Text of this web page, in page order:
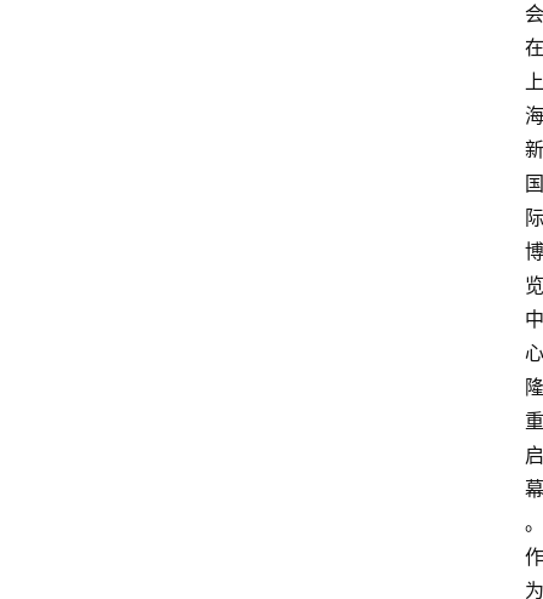
会
在
上
海
新
国
际
博
览
中
心
隆
重
启
幕
。
作
为